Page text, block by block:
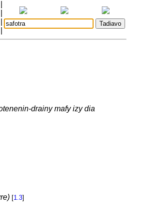
drainy mafy izy dia
[1.3]